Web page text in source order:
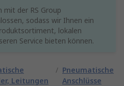
mit der RS Group
sodass wir Ihnen ein
lokalen
Service bieten können.
Leitungen
/ Pneumatische
Anschlüsse